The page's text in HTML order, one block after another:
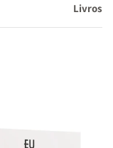
Livros